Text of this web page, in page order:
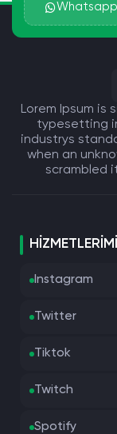
Whatsapp
Lorem Ipsum is
typesetting
industrys
when an
scrambled
Instagram
Twitter
Tiktok
Twitch
Spotify